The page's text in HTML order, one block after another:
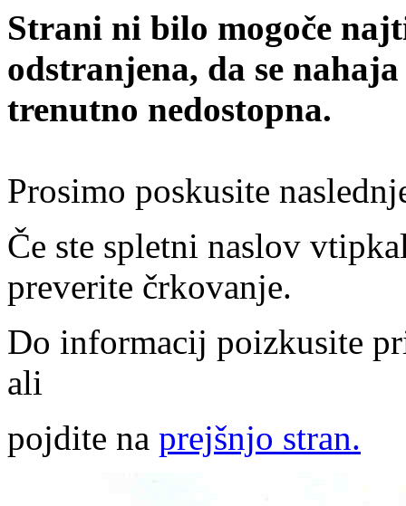
Strani ni bilo mogoče
odstranjena, da se
trenutno nedostopna.
Prosimo poskusite
Če ste spletni naslov
preverite črkovanje.
Do informacij poizkusite
ali
pojdite na prejšnjo stran.